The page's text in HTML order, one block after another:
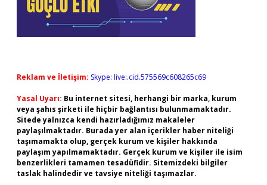
Reklam ve İletişim: Skype: live:.cid.575569c608265c69
Yasal Uyarı: Bu internet sitesi, herhangi bir marka, kurum
veya şahıs şirketi ile hiçbir bağlantısı bulunmamaktadır.
Sitede yalnızca kendi hazırladığımız makaleler
paylaşılmaktadır. Burada yer alan içerikler haber niteliği
taşımamakta olup, gerçek kurum ve kişiler hakkında
paylaşım yapılmamaktadır. Gerçek kurum ve kişiler ile isim
benzerlikleri tamamen tesadüfidir. Sitemizdeki bilgiler
taslak halindedir ve tavsiye niteliği taşımazlar.